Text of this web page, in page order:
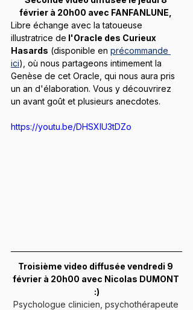
février à 20h00 avec FANFANLUNE,
Libre échange avec la tatoueuse
illustratrice de l'Oracle des Curieux
Hasards (disponible en précommande
ici), où nous partageons intimement la
Genèse de cet Oracle, qui nous aura pris
un an d'élaboration. Vous y découvrirez
un avant goût et plusieurs anecdotes.
https://youtu.be/DHSXlU3tDZo
Troisième video diffusée vendredi 9
février à 20h00 avec Nicolas DUMONT
:)
Psychologue clinicien, psychothérapeute